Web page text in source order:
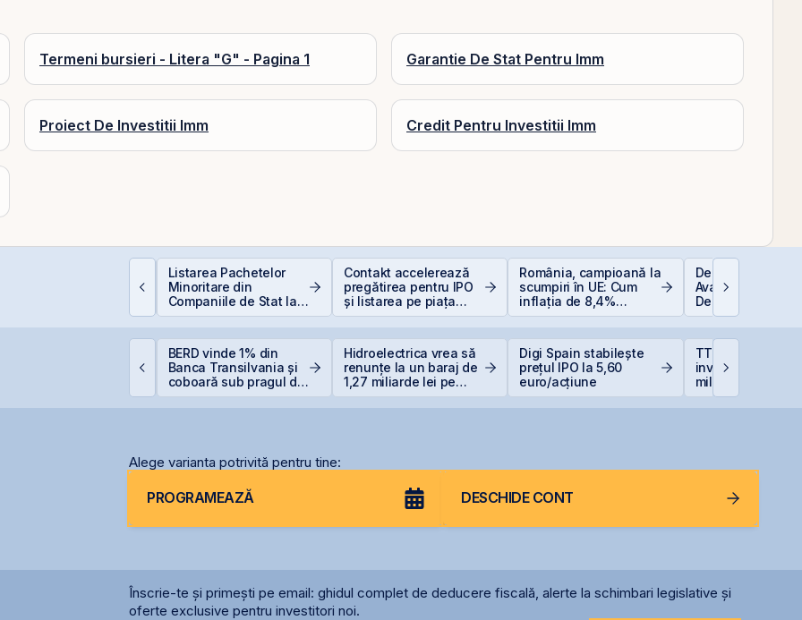
Termeni bursieri - Litera "G" - Pagina 1 Garantie De Stat Pentru Imm
Proiect De Investitii Imm Credit Pentru Investitii Imm
Listarea Pachetelor
Minoritare din
Companiile de Stat la
BVB – Soluție pentru
Contakt accelerează
pregătirea pentru IPO
și listarea pe piața
AeRO a BVB
România, campioană la
scumpiri în UE: Cum
inflația de 8,4%
erodează bugetul și
Depozitele
Avantaje și
Dezavantaje
BERD vinde 1% din
Banca Transilvania și
coboară sub pragul de
Hidroelectrica vrea să
renunțe la un baraj de
1,27 miliarde lei pe
Digi Spain stabilește
prețul IPO la 5,60
euro/acțiune
TTS finalizează
investiția de 23
milioane euro în
terminalul
Alege varianta potrivită pentru tine:
PROGRAMEAZĂ DESCHIDE CONT
Înscrie-te și primești pe email: ghidul complet de deducere fiscală, alerte la schimbari legislative și
oferte exclusive pentru investitori noi.